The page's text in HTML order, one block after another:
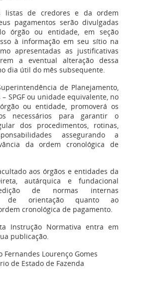
de credores e da ordem
pagamentos serão divulgadas
órgão ou entidade, em seção
à informação em seu sítio na
apresentadas as justificativas
a eventual alteração dessa
dia útil do mês subsequente.
de Planejamento,
– SPGF ou unidade equivalente, no
ou entidade, promoverá os
necessários para garantir o
dos procedimentos, rotinas,
assegurando a
da ordem cronológica de
aos órgãos e entidades da
autárquica e fundacional
de normas internas
de orientação quanto ao
cronológica de pagamento.
Instrução Normativa entra em
publicação.
Fernandes Lourenço Gomes
de Estado de Fazenda